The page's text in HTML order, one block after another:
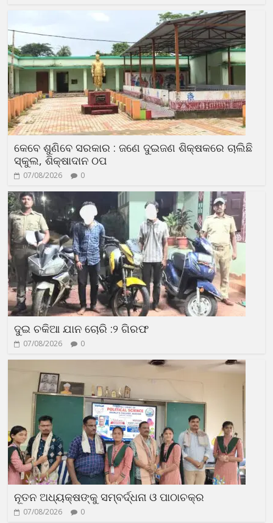
କେବେ ଶୁଣିବେ ସରକାର : ଜଣେ ଦୁଇଜଣ ଶିକ୍ଷକରେ ଚାଲିଛି
ସ୍କୁଲ, ଶିକ୍ଷାଦାନ ଠପ
07/08/2026 0
ଦୁଇ ଚକିଆ ଯାନ ଚୋରି :୨ ଗିରଫ
07/08/2026 0
ନୂତନ ଅଧ୍ୟକ୍ଷଙ୍କୁ ସମ୍ବର୍ଦ୍ଧନା ଓ ପାଠାଚକ୍ର
07/08/2026 0